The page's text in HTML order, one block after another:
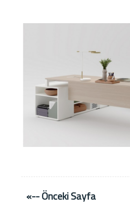
«-- Önceki Sayfa